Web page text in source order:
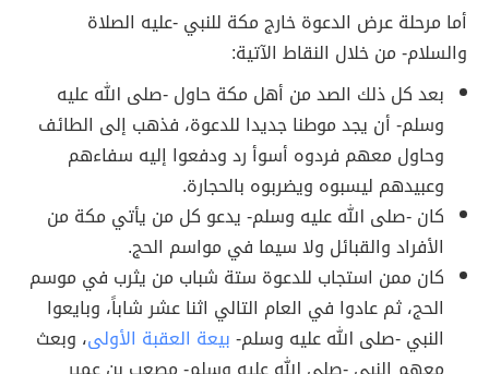
أما مرحلة عرض الدعوة خارج مكة للنبي -عليه الصلاة
والسلام- من خلال النقاط الآتية:
بعد كل ذلك الصد من أهل مكة حاول -صلى الله عليه
وسلم- أن يجد موطنا جديدا للدعوة، فذهب إلى الطائف
وحاول معهم فردوه أسوأ رد ودفعوا إليه سفاءهم
وعبيدهم ليسبوه ويضربوه بالحجارة.
كان -صلى الله عليه وسلم- يدعو كل من يأتي مكة من
الأفراد والقبائل ولا سيما في مواسم الحج.
كان ممن استجاب للدعوة ستة شباب من يثرب في موسم
الحج، ثم عادوا في العام التالي اثنا عشر شاباً، وبايعوا
النبي -صلى الله عليه وسلم-بيعة العقبة الأولى، وبعث